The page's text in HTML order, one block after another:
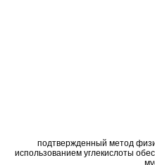
подтвержденный метод
использованием углекислоты